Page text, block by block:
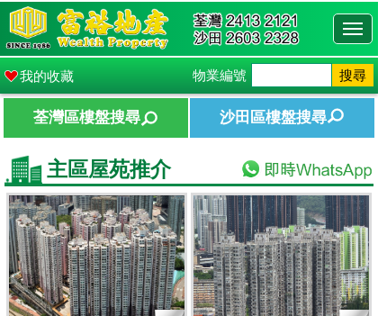
我的收藏 物業編號 搜尋
荃灣區樓盤搜尋 沙田區樓盤搜尋
主區屋苑推介